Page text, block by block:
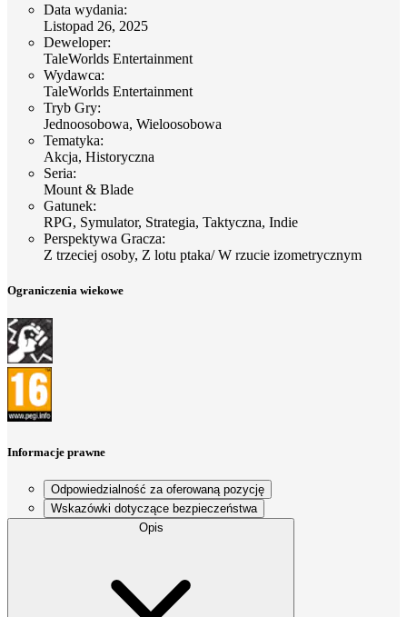
Data wydania:
Listopad 26, 2025
Deweloper:
TaleWorlds Entertainment
Wydawca:
TaleWorlds Entertainment
Tryb Gry:
Jednoosobowa, Wieloosobowa
Tematyka:
Akcja, Historyczna
Seria:
Mount & Blade
Gatunek:
RPG, Symulator, Strategia, Taktyczna, Indie
Perspektywa Gracza:
Z trzeciej osoby, Z lotu ptaka/ W rzucie izometrycznym
Ograniczenia wiekowe
Informacje prawne
Odpowiedzialność za oferowaną pozycję
Wskazówki dotyczące bezpieczeństwa
Opis